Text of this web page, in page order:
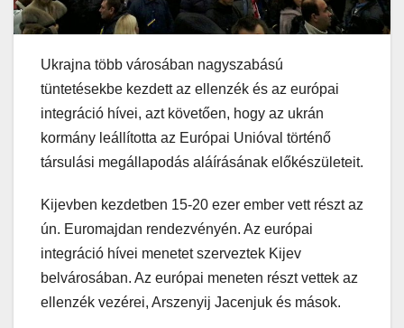
Ukrajna több városában nagyszabású
tüntetésekbe kezdett az ellenzék és az európai
integráció hívei, azt követően, hogy az ukrán
kormány leállította az Európai Unióval történő
társulási megállapodás aláírásának előkészületeit.
Kijevben kezdetben 15-20 ezer ember vett részt az
ún. Euromajdan rendezvényén. Az európai
integráció hívei menetet szerveztek Kijev
belvárosában. Az európai meneten részt vettek az
ellenzék vezérei, Arszenyij Jacenjuk és mások.